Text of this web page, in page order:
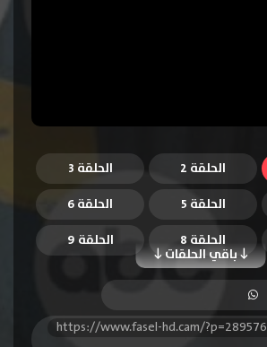
الحلقة 2
الحلقة 3
الحلقة 5 الحلقة 6
باقي الحلقات
الحلقة 8
الحلقة 9
الحلقة 11
الحلقة 12
الحلقة 14
https://www.fasel-hd.cam/?p=289576